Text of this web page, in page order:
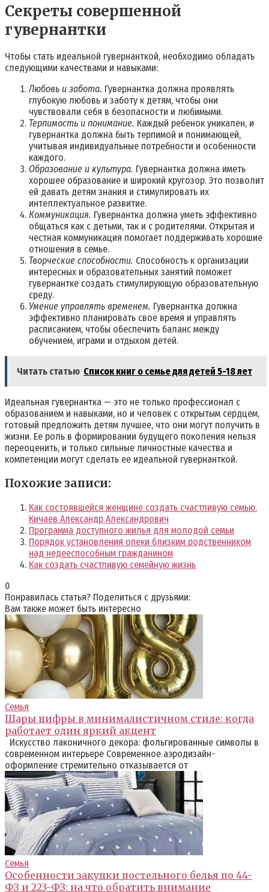
Секреты совершенной
гувернантки
Чтобы стать идеальной гувернанткой, необходимо обладать
следующими качествами и навыками:
Любовь и забота. Гувернантка должна проявлять
глубокую любовь и заботу к детям, чтобы они
чувствовали себя в безопасности и любимыми.
Терпимость и понимание. Каждый ребенок уникален, и
гувернантка должна быть терпимой и понимающей,
учитывая индивидуальные потребности и особенности
каждого.
Образование и культура. Гувернантка должна иметь
хорошее образование и широкий кругозор. Это позволит
ей давать детям знания и стимулировать их
интеллектуальное развитие.
Коммуникация. Гувернантка должна уметь эффективно
общаться как с детьми, так и с родителями. Открытая и
честная коммуникация помогает поддерживать хорошие
отношения в семье.
Творческие способности. Способность к организации
интересных и образовательных занятий поможет
гувернантке создать стимулирующую образовательную
среду.
Умение управлять временем. Гувернантка должна
эффективно планировать свое время и управлять
расписанием, чтобы обеспечить баланс между
обучением, играми и отдыхом детей.
Читать статью Список книг о семье для детей 5-18 лет
Идеальная гувернантка — это не только профессионал с
образованием и навыками, но и человек с открытым сердцем,
готовый предложить детям лучшее, что они могут получить в
жизни. Ее роль в формировании будущего поколения нельзя
переоценить, и только сильные личностные качества и
компетенции могут сделать ее идеальной гувернанткой.
Похожие записи:
Как состоявшейся женщине создать счастливую семью.
Кичаев Александр Александрович
Программа доступного жилья для молодой семьи
Порядок установления опеки близким родственником
над недееспособным гражданином
Как создать счастливую семейную жизнь
0
Понравилась статья? Поделиться с друзьями:
Вам также может быть интересно
Семья
Шары цифры в минималистичном стиле: когда
работает один яркий акцент
Искусство лаконичного декора: фольгированные символы в
современном интерьере Современное аэродизайн-
оформление стремительно отказывается от
Семья
Особенности закупки постельного белья по 44-
ФЗ и 223-ФЗ: на что обратить внимание